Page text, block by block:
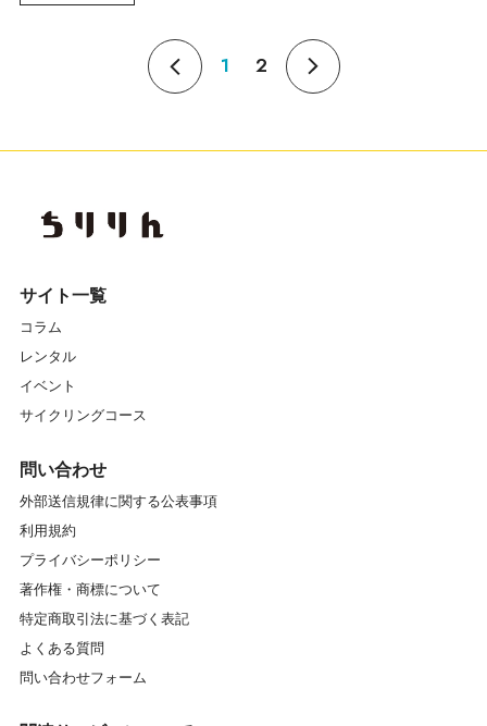
1 2
サイト一覧
コラム
レンタル
イベント
サイクリングコース
問い合わせ
外部送信規律に関する公表事項
利用規約
プライバシーポリシー
著作権・商標について
特定商取引法に基づく表記
よくある質問
問い合わせフォーム